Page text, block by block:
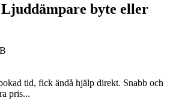
byte eller
tid, fick ändå hjälp direkt. Snabb och
pris...